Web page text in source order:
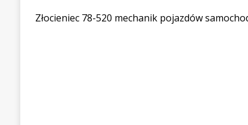
Złocieniec 78-520 mechanik pojazdów